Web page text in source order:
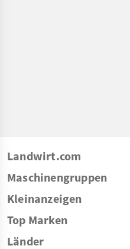
Landwirt.com
Maschinengruppen
Kleinanzeigen
Top Marken
Länder